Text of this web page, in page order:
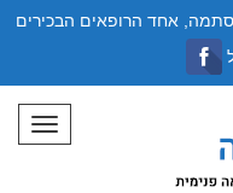
תפריט
אחד הרופאים הבכירים